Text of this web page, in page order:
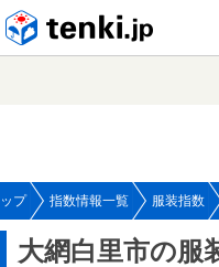
プ 指数情報一覧 服装指数
大網白里市の服